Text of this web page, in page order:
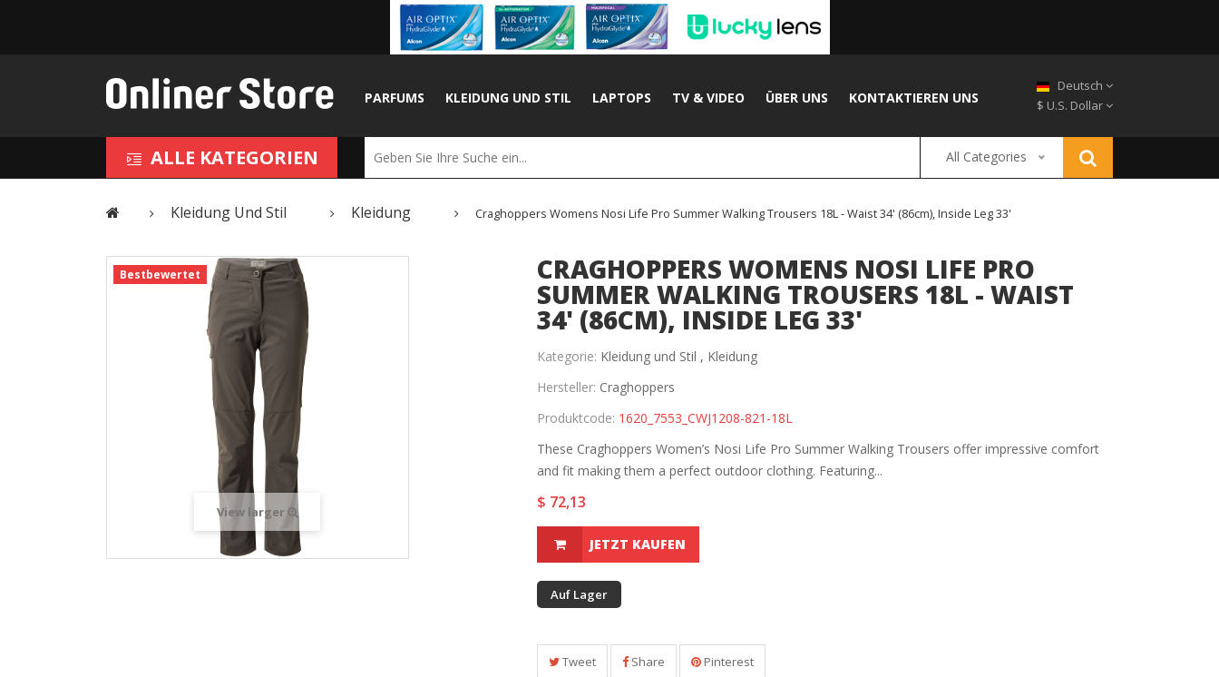
PARFUMS KLEIDUNG UND STIL LAPTOPS TV & VIDEO ÜBER UNS KONTAKTIEREN UNS
Deutsch
$ U.S. Dollar
ALLE KATEGORIEN All Categories
Kleidung Und Stil Kleidung Craghoppers Womens Nosi Life Pro Summer Walking Trousers 18L - Waist 34' (86cm), Inside Leg 33'
Bestbewertet
View larger
CRAGHOPPERS WOMENS NOSI LIFE PRO
SUMMER WALKING TROUSERS 18L - WAIST
34' (86CM), INSIDE LEG 33'
Kategorie: Kleidung und Stil , Kleidung
Hersteller: Craghoppers
Produktcode: 1620_7553_CWJ1208-821-18L
These Craghoppers Women’s Nosi Life Pro Summer Walking Trousers offer impressive comfort
and fit making them a perfect outdoor clothing. Featuring...
$ 72,13
JETZT KAUFEN
Auf Lager
Tweet Share Pinterest